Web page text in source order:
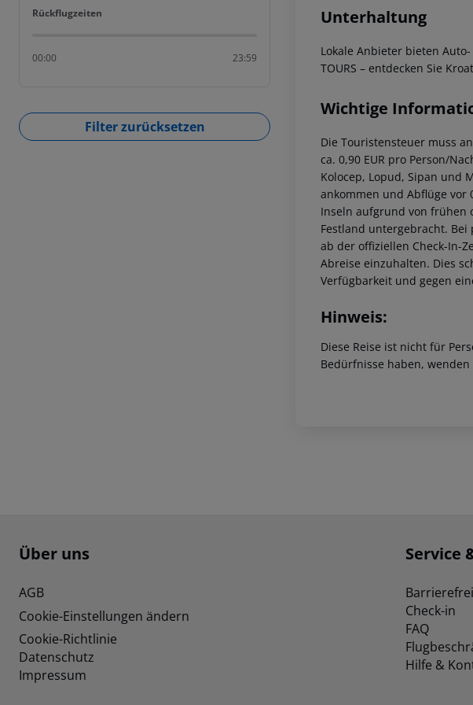
Rückflugzeiten
Rückflugzeiten
00:00 23:59
Filter zurücksetzen
Unterhaltung
Lokale Anbieter bieten
TOURS – entdecken Sie
Wichtige
Die Touristensteuer muss
ca. 0,90 EUR pro Person/
Kolocep, Lopud, Sipan und
ankommen und Abflüge vor
Inseln aufgrund von frühen
Festland untergebracht.
ab der offiziellen Check-In-
Abreise einzuhalten. Dies
Verfügbarkeit und gegen
Hinweis:
Diese Reise ist nicht für
Bedürfnisse haben,
Footer navigation
Über uns
AGB
Cookie-Einstellungen ändern
Cookie-Richtlinie
Datenschutz
Impressum
Service
Check-in
FAQ
Hilfe &